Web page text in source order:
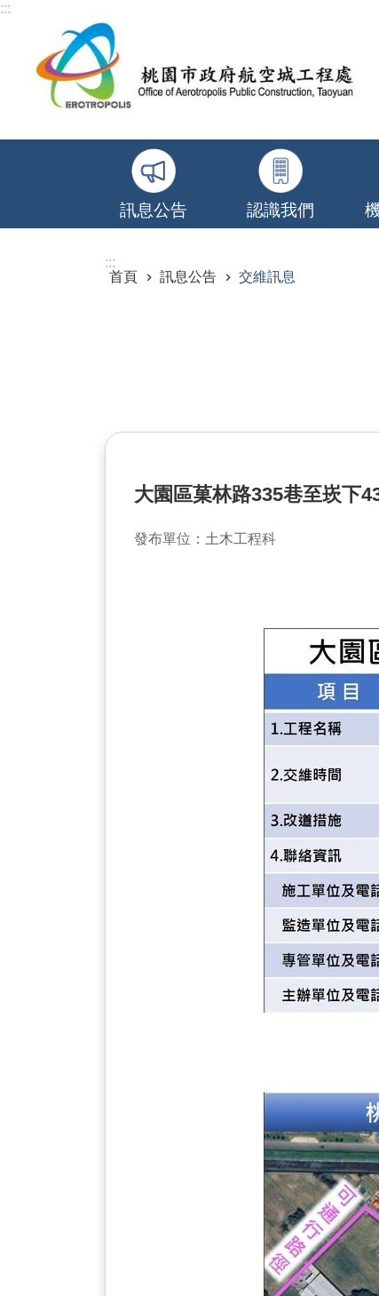
跳到主要內容區塊
:::
訊息公告 認識我們
:::
首頁
訊息公告 交維訊息
大園區菓林路335巷至崁下
發布單位：土木工程科